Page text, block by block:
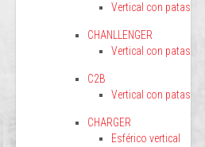
Vertical con patas
CHANLLENGER
Vertical con patas
C2B
Vertical con patas
CHARGER
Esférico vertical